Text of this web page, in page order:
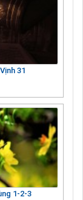
31
1-2-3